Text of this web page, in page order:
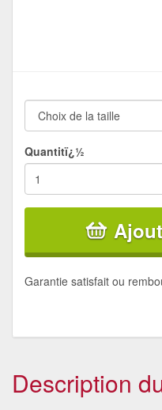
Quantitï¿½
Garantie satisfait ou
Description